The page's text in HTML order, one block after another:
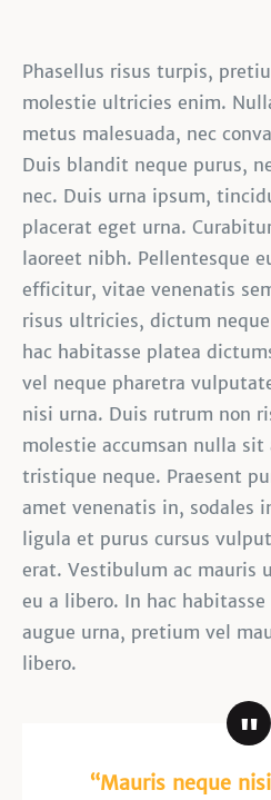
Phasellus risus turpis,
molestie ultricies enim.
metus malesuada, nec
Duis blandit neque purus,
nec. Duis urna ipsum,
placerat eget urna.
laoreet nibh. Pellentesque
efficitur, vitae venenatis
risus ultricies, dictum
hac habitasse platea
vel neque pharetra
nisi urna. Duis rutrum non
molestie accumsan nulla
tristique neque. Praesent
amet venenatis in, sodales
ligula et purus cursus
erat. Vestibulum ac mauris
eu a libero. In hac
augue urna, pretium vel
libero.
“Mauris neque